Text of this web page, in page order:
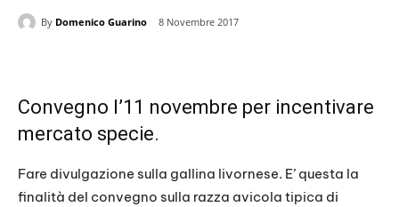
By Domenico Guarino 8 Novembre 2017
Convegno l’11 novembre per incentivare
mercato specie.
Fare divulgazione sulla gallina livornese. E’ questa la
finalità del convegno sulla razza avicola tipica di